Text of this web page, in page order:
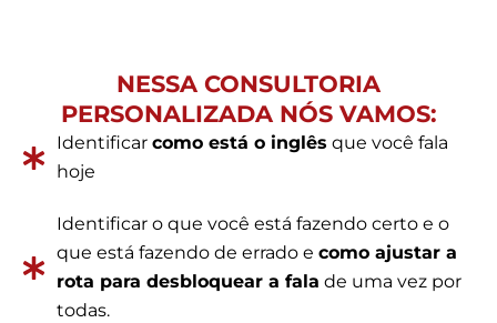
NESSA CONSULTORIA
PERSONALIZADA NÓS VAMOS:
Identificarcomo está o inglês que você fala
hoje
Identificar o que você está fazendo certo e o
que está fazendo de errado ecomo ajustar a
rota para desbloquear a fala de uma vez por
todas.